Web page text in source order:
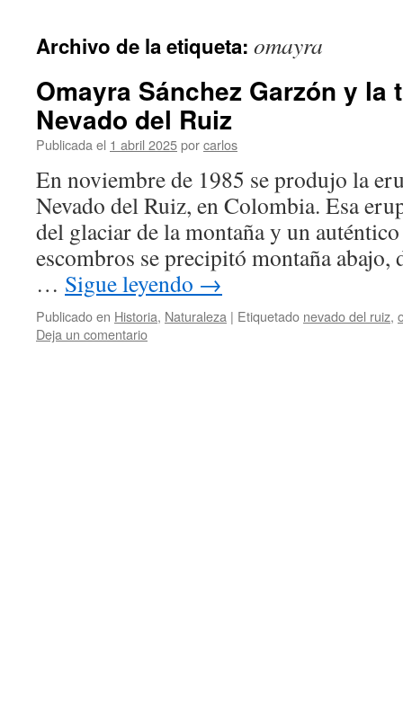
Archivo de la etiqueta: omayra
Omayra Sánchez Garzón y la
Nevado del Ruiz
Publicada el 1 abril 2025porcarlos
En noviembre de 1985 se produjo la
Nevado del Ruiz, en Colombia. Esa
del glaciar de la montaña y un
escombros se precipitó montaña abajo,
… Sigue leyendo →
Publicado en Historia, Naturaleza | Etiquetado nevado del ruiz,
Deja un comentario